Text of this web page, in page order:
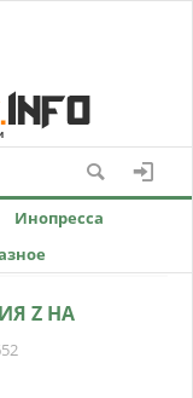
Инопресса
Z НА